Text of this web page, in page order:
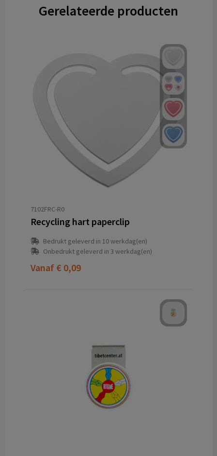
Gerelateerde producten
7102FRC-R0
Recycling hart paperclip
Bedrukt geleverd in 10 werkdag(en)
Onbedrukt geleverd in 3 werkdag(en)
Vanaf € 0,09